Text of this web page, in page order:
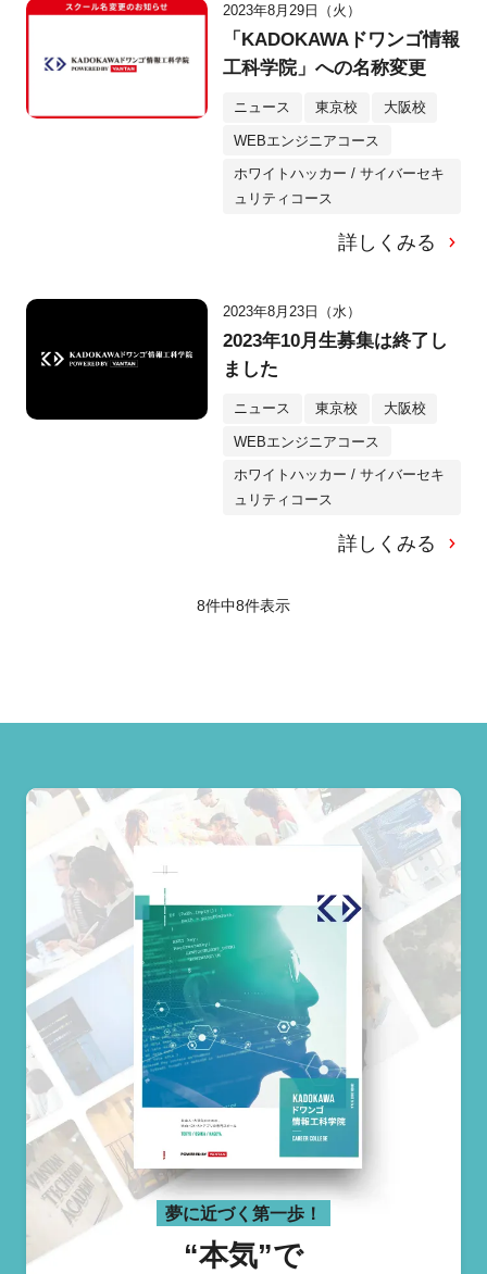
2023年8月29日（火）
「KADOKAWAドワンゴ情報
工科学院」への名称変更
ニュース 東京校 大阪校
WEBエンジニアコース
ホワイトハッカー / サイバーセキ
ュリティコース
詳しくみる
2023年8月23日（水）
2023年10月生募集は終了し
ました
ニュース 東京校 大阪校
WEBエンジニアコース
ホワイトハッカー / サイバーセキ
ュリティコース
詳しくみる
8件中8件表示
夢に近づく第一歩！
“本気”で